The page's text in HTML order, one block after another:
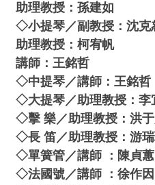
助理教授：孫建如
◇小提琴／副教授：沈克
助理教授：柯宥帆
講師：王銘哲
◇中提琴／講師：王銘哲
◇大提琴／助理教授：李
◇擊 樂／助理教授：洪
◇長 笛／助理教授：游
◇單簧管／講師 ：陳貞蕙
◇法國號／講師 ：徐作因